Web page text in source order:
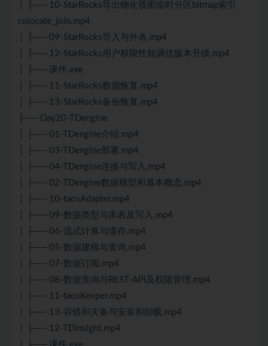
│ ├── 10-StarRocks导出物化视图临时分区bitmap索引
colocate_join.mp4
│ ├── 09-StarRocks导入与外表.mp4
│ ├── 12-StarRocks用户权限性能调优版本升级.mp4
│ ├── 课件.exe
│ ├── 11-StarRocks数据恢复.mp4
│ ├── 13-StarRocks备份恢复.mp4
├── Day20-TDengine
│ ├── 01-TDengine介绍.mp4
│ ├── 03-TDengine部署.mp4
│ ├── 04-TDengine连接与写入.mp4
│ ├── 02-TDengine数据模型和基本概念.mp4
│ ├── 10-taosAdapter.mp4
│ ├── 09-数据类型与库表及写入.mp4
│ ├── 06-流式计算与缓存.mp4
│ ├── 05-数据建模与查询.mp4
│ ├── 07-数据订阅.mp4
│ ├── 08-数据查询与REST-API及权限管理.mp4
│ ├── 11-taosKeeper.mp4
│ ├── 13-容错和灾备与安装和卸载.mp4
│ ├── 12-TDinsight.mp4